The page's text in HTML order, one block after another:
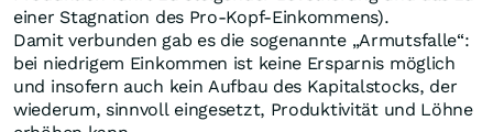
einer Stagnation des Pro-Kopf-Einkommens).
Damit verbunden gab es die sogenannte „Armutsfalle“:
bei niedrigem Einkommen ist keine Ersparnis möglich
und insofern auch kein Aufbau des Kapitalstocks, der
wiederum, sinnvoll eingesetzt, Produktivität und Löhne